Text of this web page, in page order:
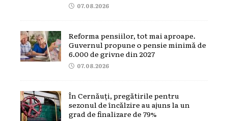
07.08.2026
Reforma pensiilor, tot mai aproape.
Guvernul propune o pensie minimă de
6.000 de grivne din 2027
07.08.2026
În Cernăuți, pregătirile pentru
sezonul de încălzire au ajuns la un
grad de finalizare de 79%